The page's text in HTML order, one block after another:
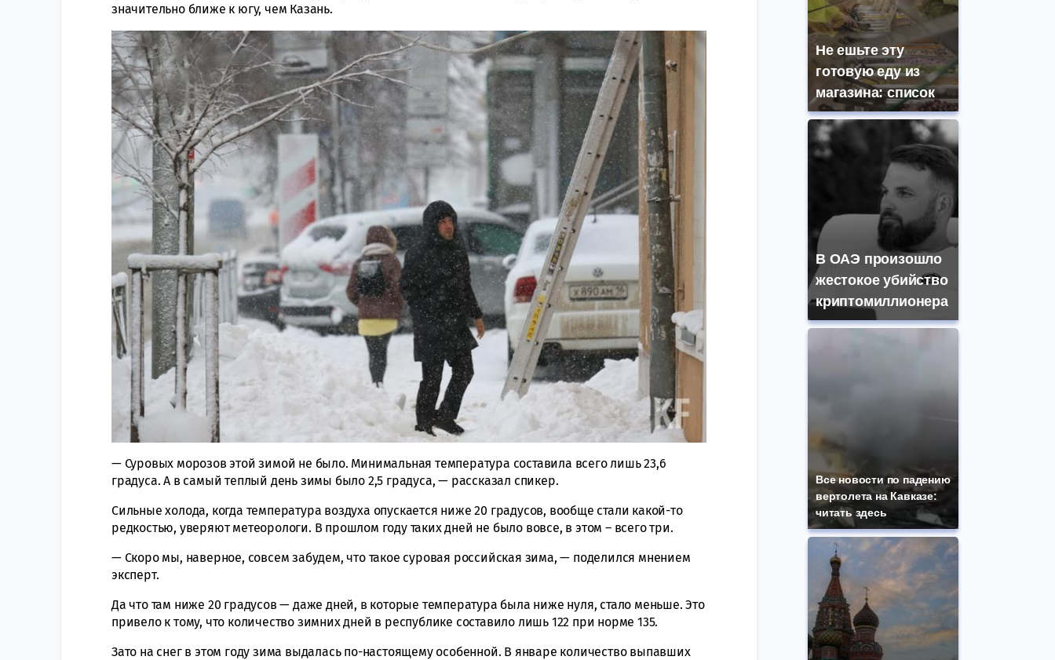
значительно ближе к югу, чем Казань.
— Суровых морозов этой зимой не было. Минимальная температура составила всего лишь 23,6
градуса. А в самый теплый день зимы было 2,5 градуса, — рассказал спикер.
Сильные холода, когда температура воздуха опускается ниже 20 градусов, вообще стали какой-то
редкостью, уверяют метеорологи. В прошлом году таких дней не было вовсе, в этом – всего три.
— Скоро мы, наверное, совсем забудем, что такое суровая российская зима, — поделился мнением
эксперт.
Да что там ниже 20 градусов — даже дней, в которые температура была ниже нуля, стало меньше. Это
привело к тому, что количество зимних дней в республике составило лишь 122 при норме 135.
Зато на снег в этом году зима выдалась по-настоящему особенной. В январе количество выпавших
Не ешьте эту
готовую еду из
магазина: список
В ОАЭ произошло
жестокое убийство
криптомиллионера
Все новости по падению
вертолета на Кавказе:
читать здесь